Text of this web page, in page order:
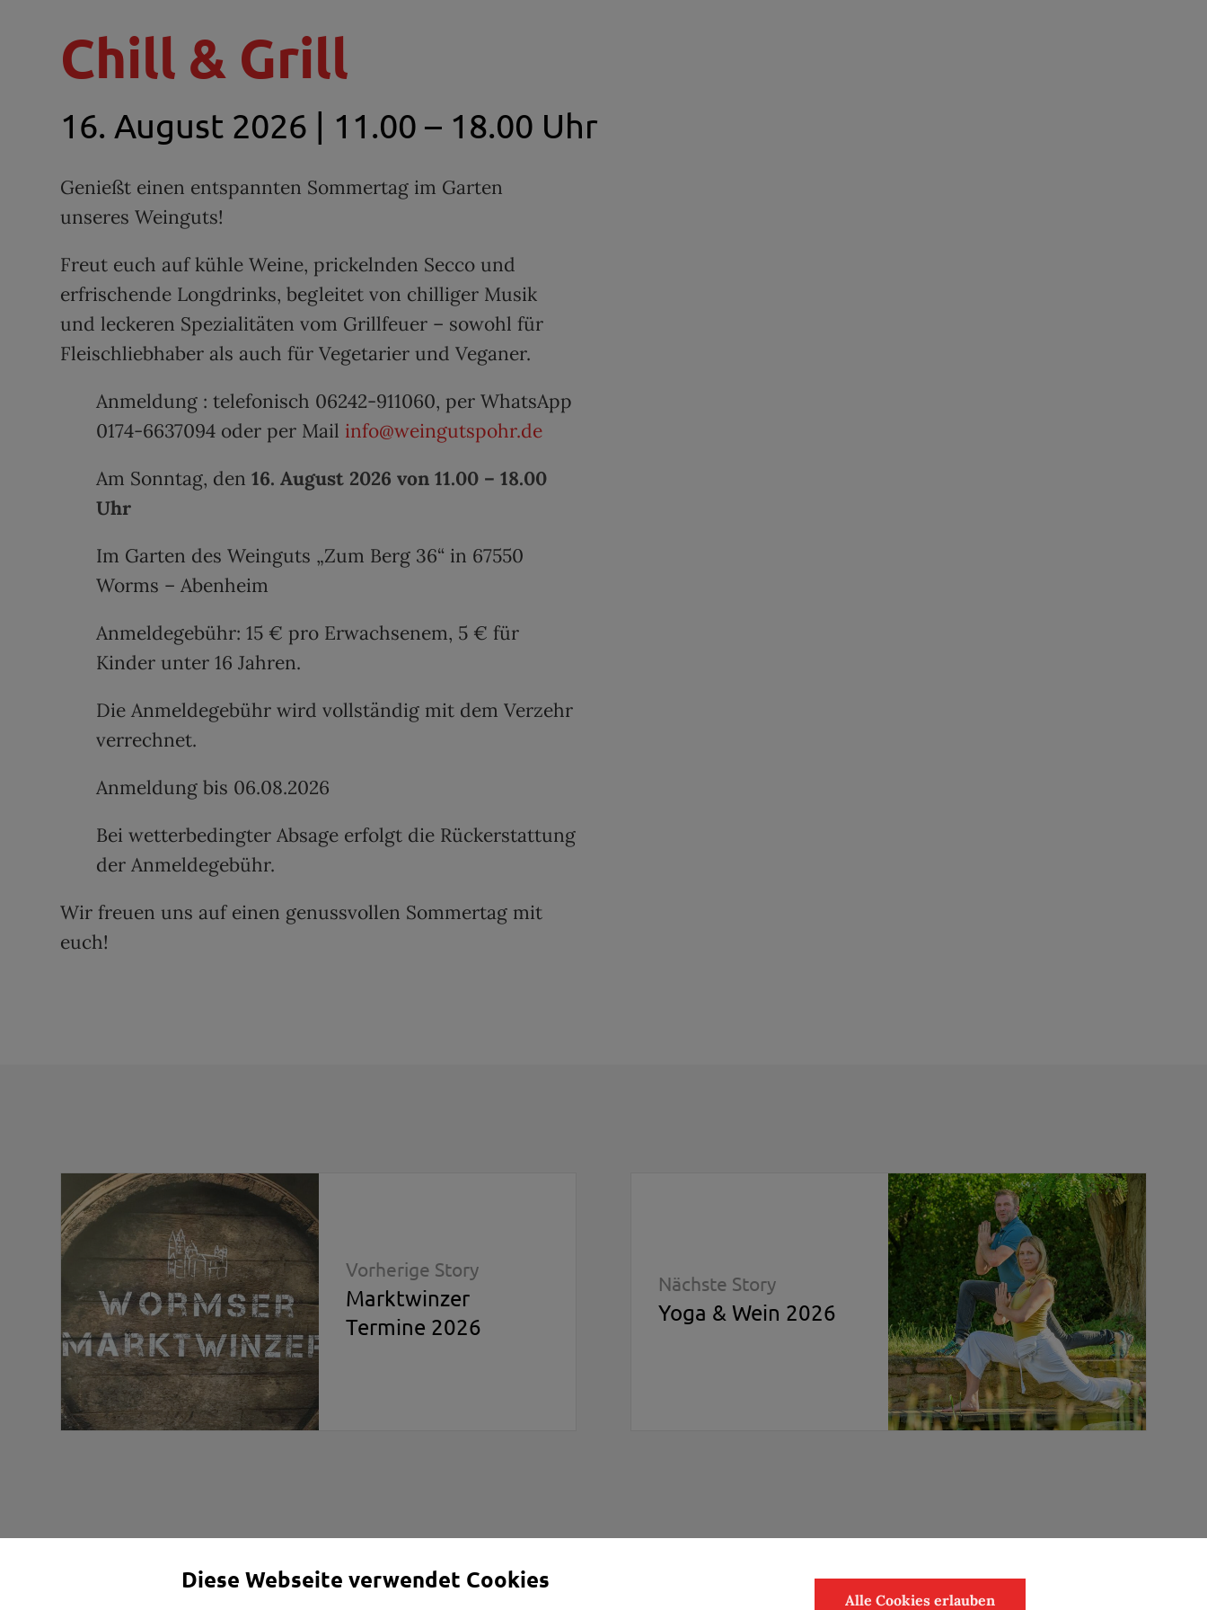
Chill & Grill
16. August 2026 | 11.00 – 18.00 Uhr
Genießt einen entspannten Sommertag im Garten
unseres Weinguts!
Freut euch auf kühle Weine, prickelnden Secco und
erfrischende Longdrinks, begleitet von chilliger Musik
und leckeren Spezialitäten vom Grillfeuer – sowohl für
Fleischliebhaber als auch für Vegetarier und Veganer.
Anmeldung :telefonisch 06242-911060,per WhatsApp
0174-6637094 oder per Mail info@weingutspohr.de
Am Sonntag, den 16. August 2026 von 11.00 – 18.00
Uhr
Im Garten des Weinguts „Zum Berg 36“ in 67550
Worms – Abenheim
Anmeldegebühr: 15 € pro Erwachsenem, 5 € für
Kinder unter 16 Jahren.
Die Anmeldegebühr wird vollständig mit dem Verzehr
verrechnet.
Anmeldung bis 06.08.2026
Bei wetterbedingter Absage erfolgt die Rückerstattung
der Anmeldegebühr.
Wir freuen uns auf einen genussvollen Sommertag mit
euch!
Vorherige Story
Marktwinzer
Termine 2026
Nächste Story
Yoga & Wein 2026
Diese Webseite verwendet Cookies
Alle Cookies erlauben